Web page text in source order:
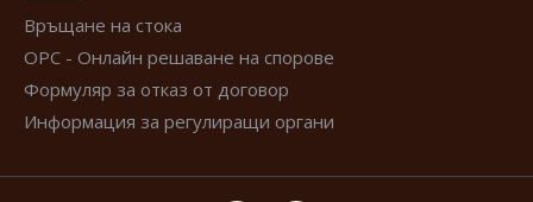
Връщане на стока
ОРС - Онлайн решаване на спорове
Формуляр за отказ от договор
Информация за регулиращи органи